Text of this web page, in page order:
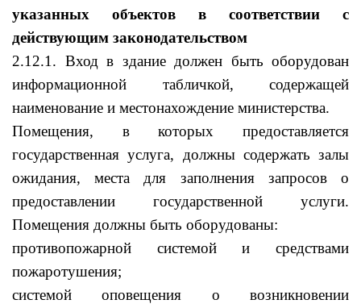
указанных объектов в соответствии с
действующим законодательством
2.12.1. Вход в здание должен быть оборудован
информационной табличкой, содержащей
наименование и местонахождение министерства.
Помещения, в которых предоставляется
государственная услуга, должны содержать залы
ожидания, места для заполнения запросов о
предоставлении государственной услуги.
Помещения должны быть оборудованы:
противопожарной системой и средствами
пожаротушения;
системой оповещения о возникновении